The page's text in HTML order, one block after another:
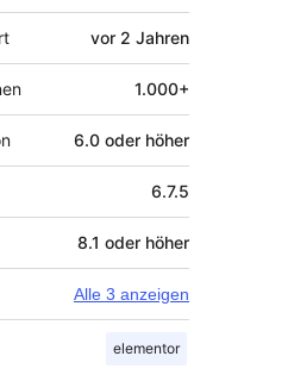
vor 2 Jahren
1.000+
6.0 oder höher
6.7.5
8.1 oder höher
Alle 3 anzeigen
elementor